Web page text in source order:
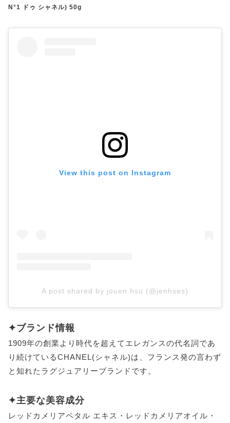
N°1 ドゥ シャネル) 50g
View this post on Instagram
A post shared by jouen hsu (@jenhses)
✦ブランド情報
1909年の創業より時代を超えてエレガンスの代名詞であ
り続けているCHANEL(シャネル)は、フランス発の言わず
と知れたラグジュアリーブランドです。
✦主要な美容成分
レッドカメリアペタル エキス・レッドカメリアオイル・